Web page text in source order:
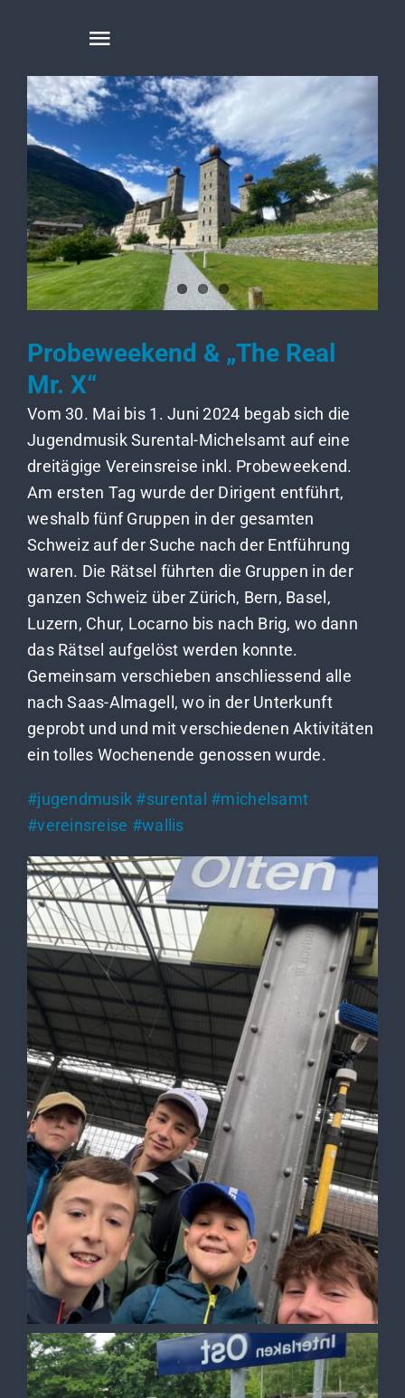
Toggle
Navigation
HOME
ÜBER UNS
JUGENDMUSIKLAGER
NEWS & STORIES
Probeweekend & „The Real
Mr. X“
Vom 30. Mai bis 1. Juni 2024 begab sich die
Jugendmusik Surental-Michelsamt auf eine
dreitägige Vereinsreise inkl. Probeweekend.
Am ersten Tag wurde der Dirigent entführt,
weshalb fünf Gruppen in der gesamten
Schweiz auf der Suche nach der Entführung
waren. Die Rätsel führten die Gruppen in der
ganzen Schweiz über Zürich, Bern, Basel,
Luzern, Chur, Locarno bis nach Brig, wo dann
das Rätsel aufgelöst werden konnte.
Gemeinsam verschieben anschliessend alle
nach Saas-Almagell, wo in der Unterkunft
geprobt und und mit verschiedenen Aktivitäten
ein tolles Wochenende genossen wurde.
#jugendmusik #surental #michelsamt
#vereinsreise #wallis